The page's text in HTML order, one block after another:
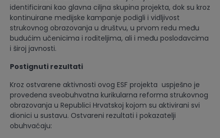
identificirani kao glavna ciljna skupina projekta, dok su kroz
kontinuirane medijske kampanje podigli i vidljivost
strukovnog obrazovanja u društvu, u prvom redu među
budućim učenicima i roditeljima, ali i među poslodavcima
i široj javnosti.
Postignuti rezultati
Kroz ostvarene aktivnosti ovog ESF projekta uspješno je
provedena sveobuhvatna kurikularna reforma strukovnog
obrazovanja u Republici Hrvatskoj kojom su aktivirani svi
dionici u sustavu. Ostvareni rezultati i pokazatelji
obuhvaćaju: